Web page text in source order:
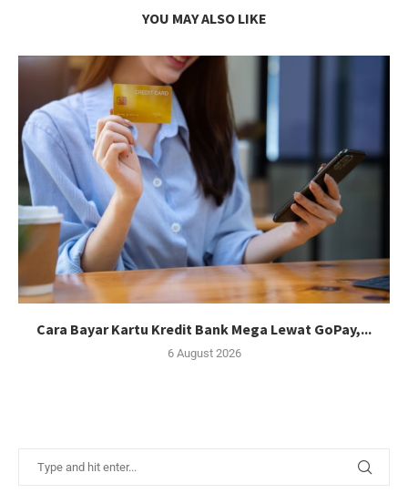
YOU MAY ALSO LIKE
Cara Bayar Kartu Kredit Bank Mega Lewat GoPay,...
6 August 2026